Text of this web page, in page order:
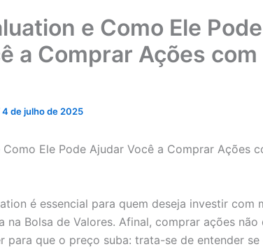
e Como Ele Pode
a Comprar Ações com
4 de julho de 2025
é essencial para quem deseja investir com
na Bolsa de Valores. Afinal, comprar ações não
para que o preço suba: trata-se de entender